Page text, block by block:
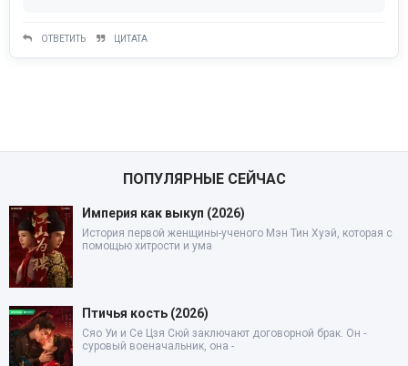
ОТВЕТИТЬ ЦИТАТА
ПОПУЛЯРНЫЕ СЕЙЧАС
Империя как выкуп (2026)
История первой женщины-ученого Мэн Тин Хуэй, которая с
помощью хитрости и ума
Птичья кость (2026)
Сяо Уи и Се Цзя Сюй заключают договорной брак. Он -
суровый военачальник, она -